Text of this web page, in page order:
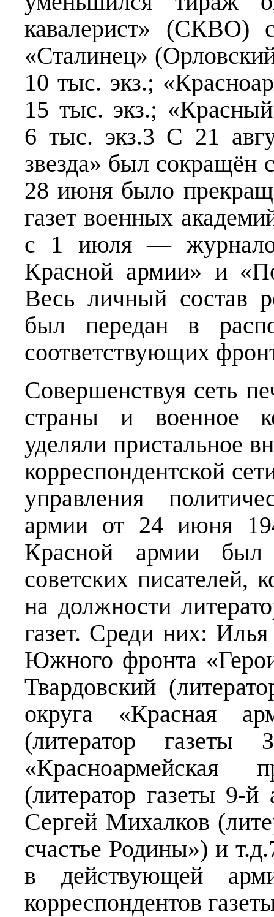
кавалерист»
«Сталинец»
10 тыс. экз.;
15 тыс. экз.;
6 тыс. экз.3 С 21
звезда» был сокращён
28 июня было
газет военных
с 1 июля —
Красной армии» и
Весь личный состав
был передан в
соответствующих
Совершенствуя сеть
страны и военное
уделяли пристальное
корреспондентской
управления
армии от 24 июня
Красной армии
советских писателей,
на должности
газет. Среди них:
Южного фронта
Твардовский
округа «Красная
(литератор газеты
(литератор газеты 9-
Сергей Михалков
счастье Родины») и
в действующей
корреспондентов